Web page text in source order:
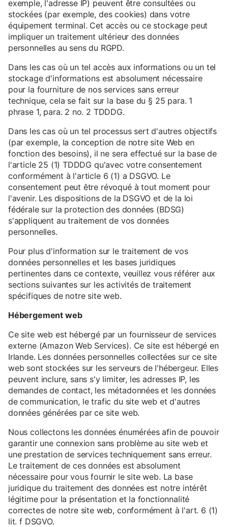
exemple, l'adresse IP) peuvent être consultées ou
stockées (par exemple, des cookies) dans votre
équipement terminal. Cet accès ou ce stockage peut
impliquer un traitement ultérieur des données
personnelles au sens du RGPD.
Dans les cas où un tel accès aux informations ou un tel
stockage d'informations est absolument nécessaire
pour la fourniture de nos services sans erreur
technique, cela se fait sur la base du § 25 para. 1
phrase 1, para. 2 no. 2 TDDDG.
Dans les cas où un tel processus sert d'autres objectifs
(par exemple, la conception de notre site Web en
fonction des besoins), il ne sera effectué sur la base de
l'article 25 (1) TDDDG qu'avec votre consentement
conformément à l'article 6 (1) a DSGVO. Le
consentement peut être révoqué à tout moment pour
l'avenir. Les dispositions de la DSGVO et de la loi
fédérale sur la protection des données (BDSG)
s'appliquent au traitement de vos données
personnelles.
Pour plus d'information sur le traitement de vos
données personnelles et les bases juridiques
pertinentes dans ce contexte, veuillez vous référer aux
sections suivantes sur les activités de traitement
spécifiques de notre site web.
Hébergement web
Ce site web est hébergé par un fournisseur de services
externe (Amazon Web Services). Ce site est hébergé en
Irlande. Les données personnelles collectées sur ce site
web sont stockées sur les serveurs de l'hébergeur. Elles
peuvent inclure, sans s'y limiter, les adresses IP, les
demandes de contact, les métadonnées et les données
de communication, le trafic du site web et d'autres
données générées par ce site web.
Nous collectons les données énumérées afin de pouvoir
garantir une connexion sans problème au site web et
une prestation de services techniquement sans erreur.
Le traitement de ces données est absolument
nécessaire pour vous fournir le site web. La base
juridique du traitement des données est notre intérêt
légitime pour la présentation et la fonctionnalité
correctes de notre site web, conformément à l'art. 6 (1)
lit. f DSGVO.